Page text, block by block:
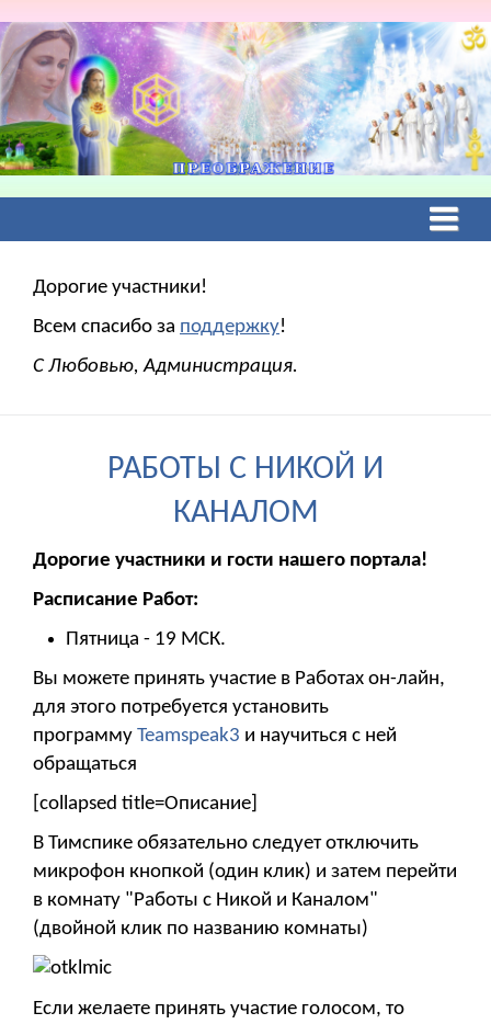
Дорогие участники!
Всем спасибо за поддержку!
С Любовью, Администрация.
РАБОТЫ С НИКОЙ И
КАНАЛОМ
Дорогие участники и гости нашего портала!
Расписание Работ:
Пятница - 19 МСК.
Вы можете принять участие в Работах он-лайн,
для этого потребуется установить
программу Teamspeak3 и научиться с ней
обращаться
[collapsed title=Описание]
В Тимспике обязательно следует отключить
микрофон кнопкой (один клик) и затем перейти
в комнату "Работы с Никой и Каналом"
(двойной клик по названию комнаты)
Если желаете принять участие голосом, то